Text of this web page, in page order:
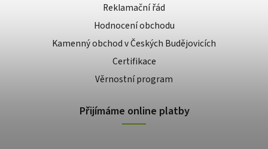
Reklamační řád
Hodnocení obchodu
Kamenný obchod v Českých Budějovicích
Certifikace
Věrnostní program
Přijímáme online platby